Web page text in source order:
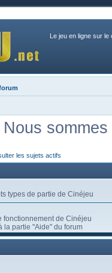
Le jeu en ligne sur le
Nous
les sujets actifs
types de partie de Cinéjeu
fonctionnement de Cinéjeu
la partie "Aide" du forum